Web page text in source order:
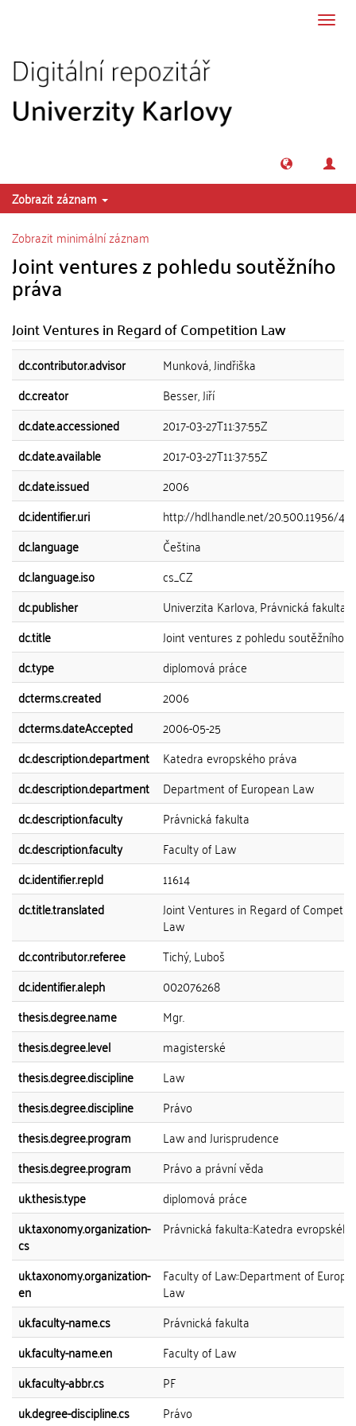
Zobrazit záznam
Zobrazit minimální záznam
Joint ventures z pohledu soutěžního
práva
Joint Ventures in Regard of Competition Law
dc.contributor.advisor
Munková, Jindřiška
dc.creator
Besser, Jiří
dc.date.accessioned
2017-03-27T11:37:55Z
dc.date.available
2017-03-27T11:37:55Z
dc.date.issued
2006
dc.identifier.uri
http://hdl.handle.net/20.500.11956/
dc.language
Čeština
dc.language.iso
cs_CZ
dc.publisher
Univerzita Karlova, Právnická fakulta
dc.title
Joint ventures z pohledu soutěžního
dc.type
diplomová práce
dcterms.created
2006
dcterms.dateAccepted
2006-05-25
dc.description.department
Katedra evropského práva
dc.description.department
Department of European Law
dc.description.faculty
Právnická fakulta
dc.description.faculty
Faculty of Law
dc.identifier.repId
11614
dc.title.translated
Joint Ventures in Regard of
Law
dc.contributor.referee
Tichý, Luboš
dc.identifier.aleph
002076268
thesis.degree.name
Mgr.
thesis.degree.level
magisterské
thesis.degree.discipline
Law
thesis.degree.discipline
Právo
thesis.degree.program
Law and Jurisprudence
thesis.degree.program
Právo a právní věda
uk.thesis.type
diplomová práce
uk.taxonomy.organization-
cs
Právnická fakulta::Katedra
uk.taxonomy.organization-
en
Faculty of Law::Department of
Law
uk.faculty-name.cs
Právnická fakulta
uk.faculty-name.en
Faculty of Law
uk.faculty-abbr.cs
PF
uk.degree-discipline.cs
Právo